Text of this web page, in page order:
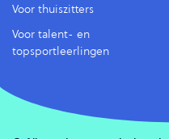
Voor thuiszitters
Voor talent- en
topsportleerlingen